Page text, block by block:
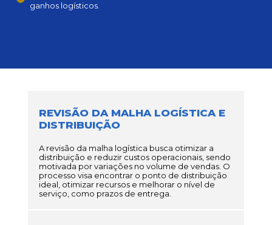
ganhos logísticos.
REVISÃO DA MALHA LOGÍSTICA E
DISTRIBUIÇÃO
A revisão da malha logística busca otimizar a
distribuição e reduzir custos operacionais, sendo
motivada por variações no volume de vendas. O
processo visa encontrar o ponto de distribuição
ideal, otimizar recursos e melhorar o nível de
serviço, como prazos de entrega.